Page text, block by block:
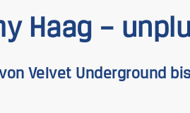
Haag –
Velvet Underground